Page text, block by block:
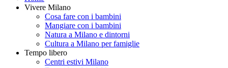
Vivere Milano
Cosa fare con i bambini
Mangiare con i bambini
Natura a Milano e dintorni
Cultura a Milano per famiglie
Tempo libero
Centri estivi Milano